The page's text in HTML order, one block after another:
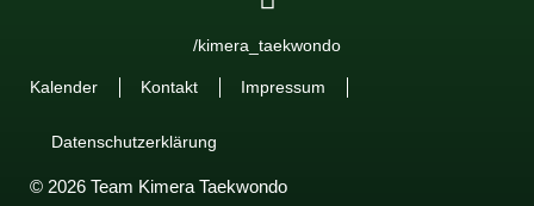
/kimera_taekwondo
Kalender Kontakt Impressum
Datenschutzerklärung
© 2026 Team Kimera Taekwondo